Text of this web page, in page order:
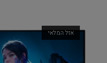
אזל המלאי